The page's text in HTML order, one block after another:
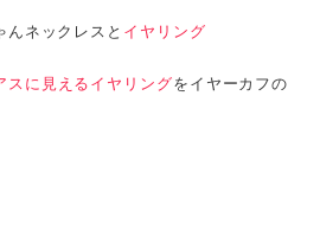
ネックレスと イヤリング
スに見えるイヤリングをイヤーカフの